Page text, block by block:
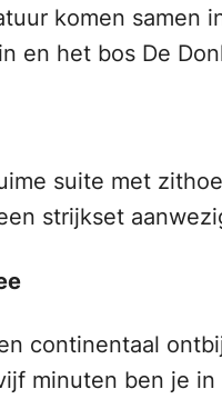
komen samen
en het bos De
suite met
strijkset
continentaal
minuten ben je